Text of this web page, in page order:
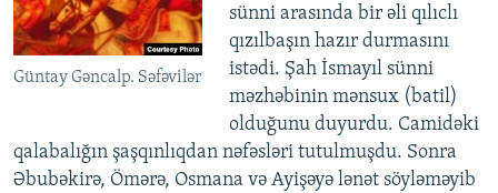
Güntay Gəncalp. Səfəvilər
sünni arasında bir əli qılıclı
qızılbaşın hazır durmasını
istədi. Şah İsmayıl sünni
məzhəbinin mənsux (batil)
olduğunu duyurdu. Camidəki
qalabalığın şaşqınlıqdan nəfəsləri tutulmuşdu. Sonra
Əbubəkirə, Ömərə, Osmana və Ayişəyə lənət söyləməyib